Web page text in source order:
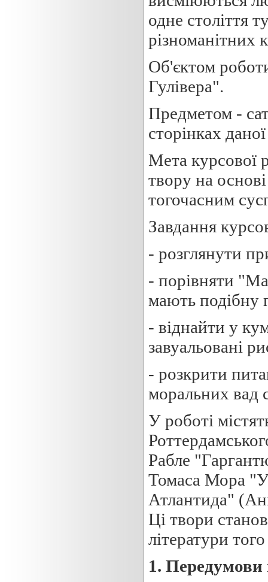
одне століття
різноманітних
Об'єктом
Гулівера".
Предметом -
сторінках
Мета курсової
твору на
тогочасним
Завдання
- розглянути
- порівняти
мають подібну
- віднайти у
завуальовані
- розкрити
моральних вад
У роботі
Рабле
Томаса Мора
Атлантида"
Ці твори
літератури
1. Передумови